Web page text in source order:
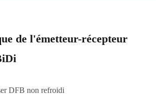
de l'émetteur-récepteur
DFB non refroidi